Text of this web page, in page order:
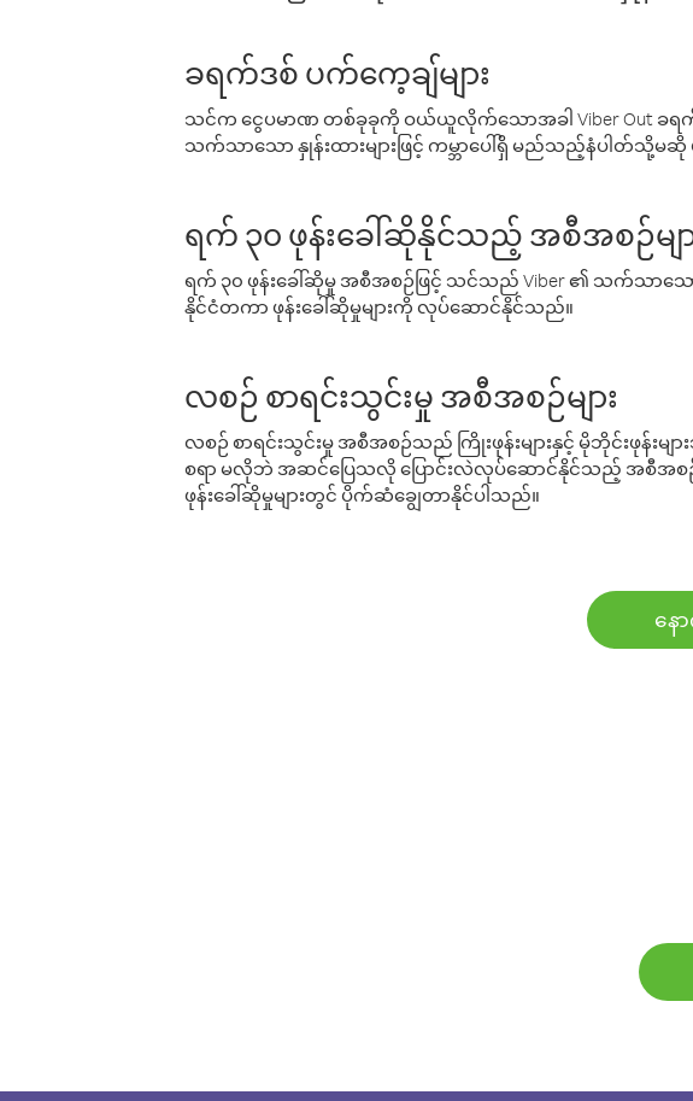
ခရက်ဒစ် ပက်ကေ့ချ်များ
သင်က ငွေပမာဏ တစ်ခုခုကို ဝယ်ယူလိုက်သောအခါ Viber Out
သက်သာသော နှုန်းထားများဖြင့် ကမ္ဘာပေါ်ရှိ မည်သည့်နံပါတ်သို့မဆို
ရက် ၃၀ ဖုန်းခေါ်ဆိုနိုင်သည့် အစီအစဉ်မျာ
ရက် ၃၀ ဖုန်းခေါ်ဆိုမှု အစီအစဉ်ဖြင့် သင်သည် Viber ၏ သက်သာသေ
နိုင်ငံတကာ ဖုန်းခေါ်ဆိုမှုများကို လုပ်ဆောင်နိုင်သည်။
လစဉ် စာရင်းသွင်းမှု အစီအစဉ်များ
လစဉ် စာရင်းသွင်းမှု အစီအစဉ်သည် ကြိုးဖုန်းများနှင့် မိုဘိုင်းဖုန်း
စရာ မလိုဘဲ အဆင်ပြေသလို ပြောင်းလဲလုပ်ဆောင်နိုင်သည့် အစီအစဉ်
ဖုန်းခေါ်ဆိုမှုများတွင် ပိုက်ဆံချွေတာနိုင်ပါသည်။
နေ